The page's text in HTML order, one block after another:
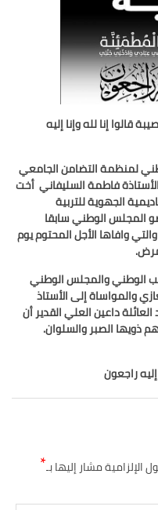
بين جمال النصوص وقسوة
قالوا إنا لله وإنا إليه
لمنظمة التضامن الجامعي
فاطمة السليفاني أخت
الجهوية للتربية
المجلس الوطني سابقا
وافاها الأجل المحتوم يوم
الوطني والمجلس الوطني
والمواساة إلى الأستاذ
داعين العلي القدير أن
ذويها الصبر والسلوان.
الإلزامية مشار إليها بـ*